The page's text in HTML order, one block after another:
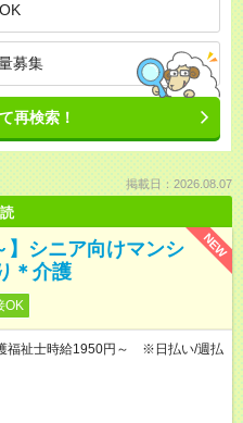
募集
再検索！
掲載日：2026.08.07
NEW
】シニア向けマンシ
＊介護
OK
福祉士時給1950円～ ※日払い/週払